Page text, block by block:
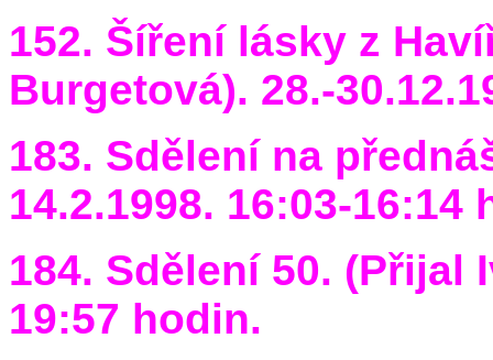
152. Šíření lásky z
Burgetová). 28.-
183. Sdělení na
14.2.1998. 16:03-16:14
184. Sdělení 50. (Přijal
19:57 hodin.